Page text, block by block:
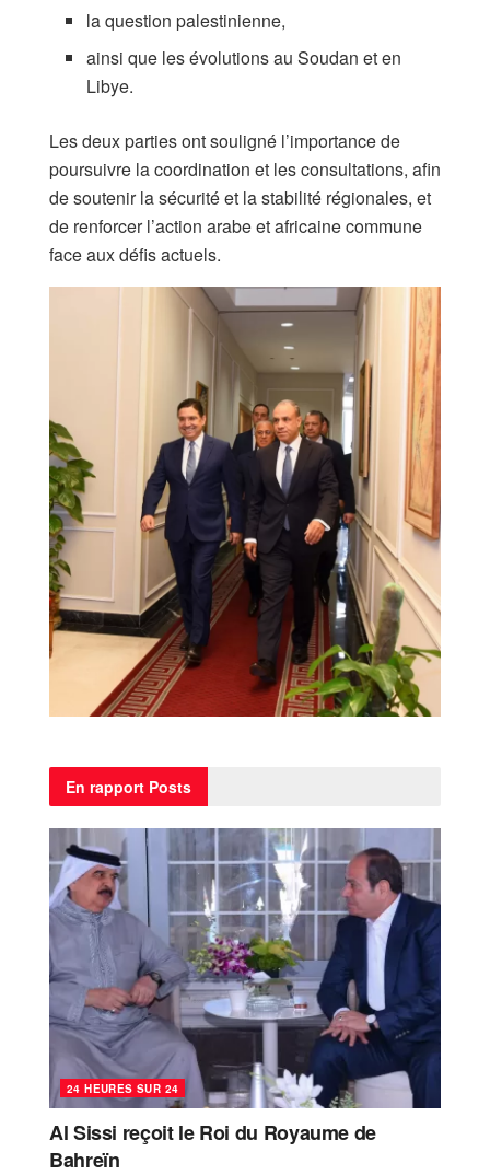
la question palestinienne,
ainsi que les évolutions au Soudan et en
Libye.
Les deux parties ont souligné l’importance de
poursuivre la coordination et les consultations, afin
de soutenir la sécurité et la stabilité régionales, et
de renforcer l’action arabe et africaine commune
face aux défis actuels.
En rapport Posts
24 HEURES SUR 24
Al Sissi reçoit le Roi du Royaume de
Bahreïn